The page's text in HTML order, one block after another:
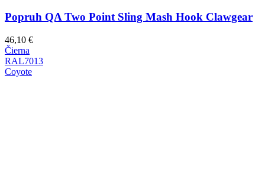
Popruh QA Two Point Sling Mash Hook Clawgear
46,10 €
Čierna
RAL7013
Coyote